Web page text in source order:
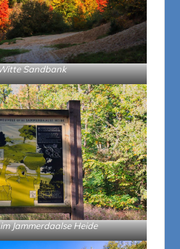
Sandbank
Jammerdaalse Heide